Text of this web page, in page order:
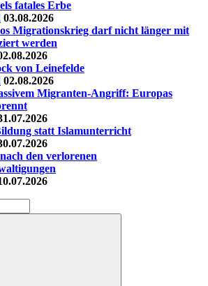
fatales Erbe
03.08.2026
Migrationskrieg darf nicht länger mit
werden
von Leinefelde
02.08.2026
Migranten-Angriff: Europas
statt Islamunterricht
den verlorenen